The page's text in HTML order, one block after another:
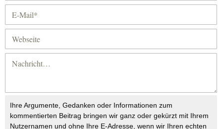
Ihre Argumente, Gedanken oder Informationen zum
kommentierten Beitrag bringen wir ganz oder gekürzt mit Ihrem
Nutzernamen und ohne Ihre E-Adresse, wenn wir Ihren echten